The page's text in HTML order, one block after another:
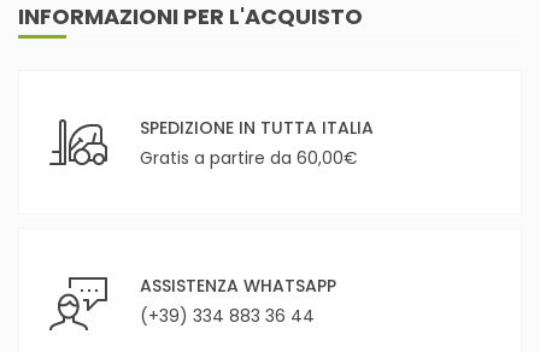
INFORMAZIONI PER L'ACQUISTO
SPEDIZIONE IN TUTTA ITALIA
Gratis a partire da 60,00€
ASSISTENZA WHATSAPP
(+39) 334 883 36 44